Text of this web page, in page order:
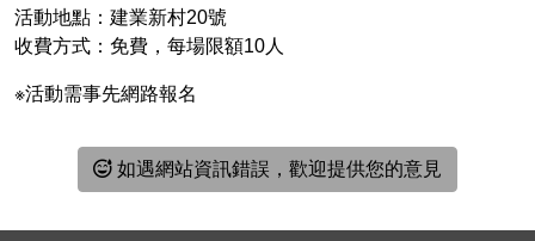
活動地點：建業新村20號
收費方式：免費，每場限額10人
※活動需事先網路報名
如遇網站資訊錯誤，歡迎提供您的意見